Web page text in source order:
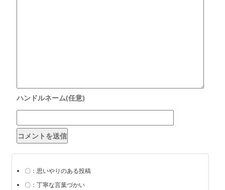
〇：思いやりのある投稿
〇：丁寧な言葉づかい